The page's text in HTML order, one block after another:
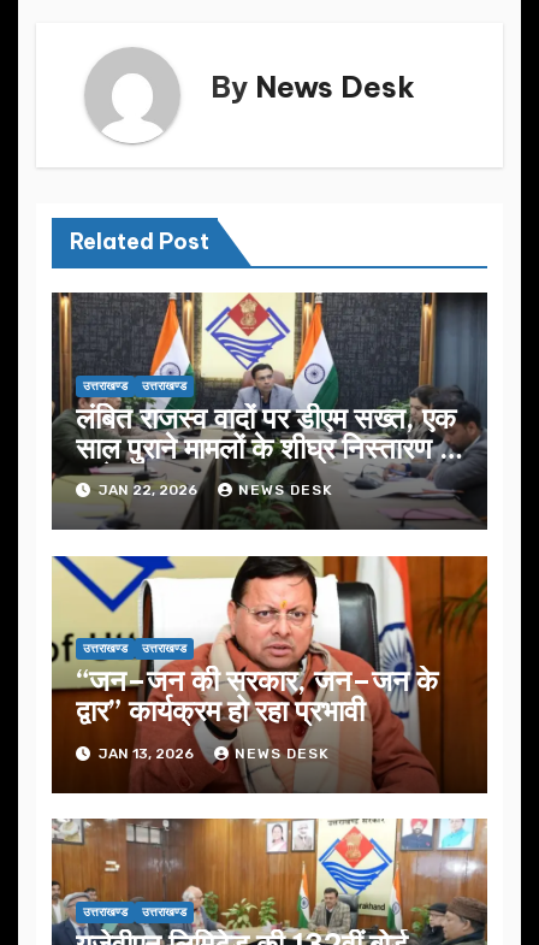
By News Desk
Related Post
उत्तराखण्ड उत्तराखण्ड
लंबित राजस्व वादों पर डीएम सख्त, एक
साल पुराने मामलों के शीघ्र निस्तारण के
आदेश…
JAN 22, 2026 NEWS DESK
उत्तराखण्ड उत्तराखण्ड
“जन–जन की सरकार, जन–जन के
द्वार” कार्यक्रम हो रहा प्रभावी
JAN 13, 2026 NEWS DESK
उत्तराखण्ड उत्तराखण्ड